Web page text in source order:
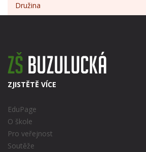
Družina
ZJISTĚTĚ VÍCE
EduPage
O škole
Pro veřejnost
Soutěže